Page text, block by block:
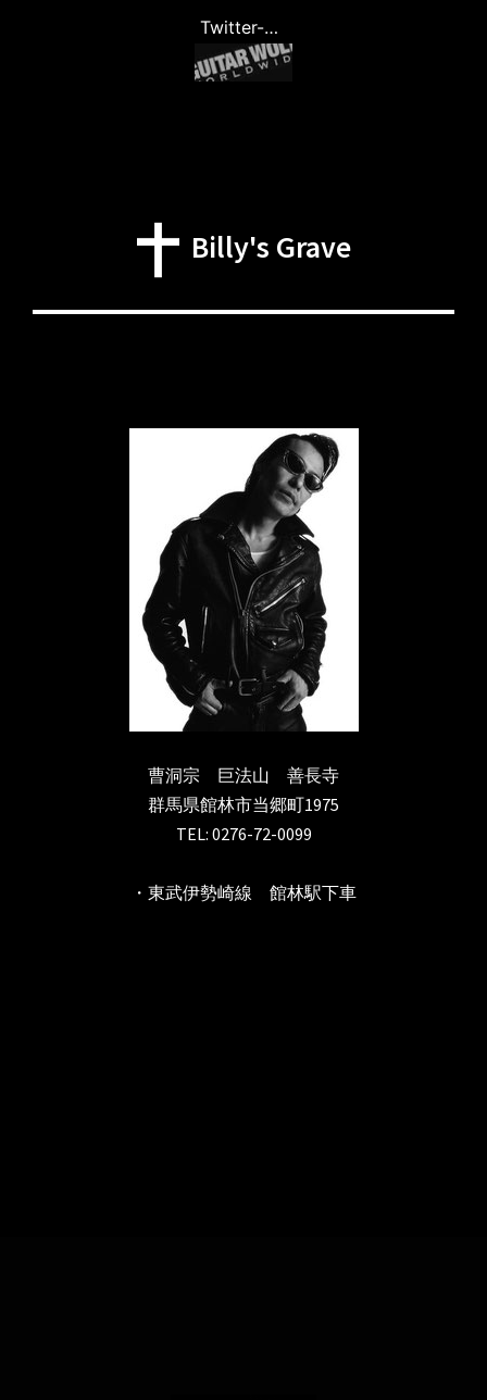
Twitter-Guitar Wolf
Billy's Grave
曹洞宗　巨法山　善長寺
群馬県館林市当郷町1975
TEL: 0276-72-0099